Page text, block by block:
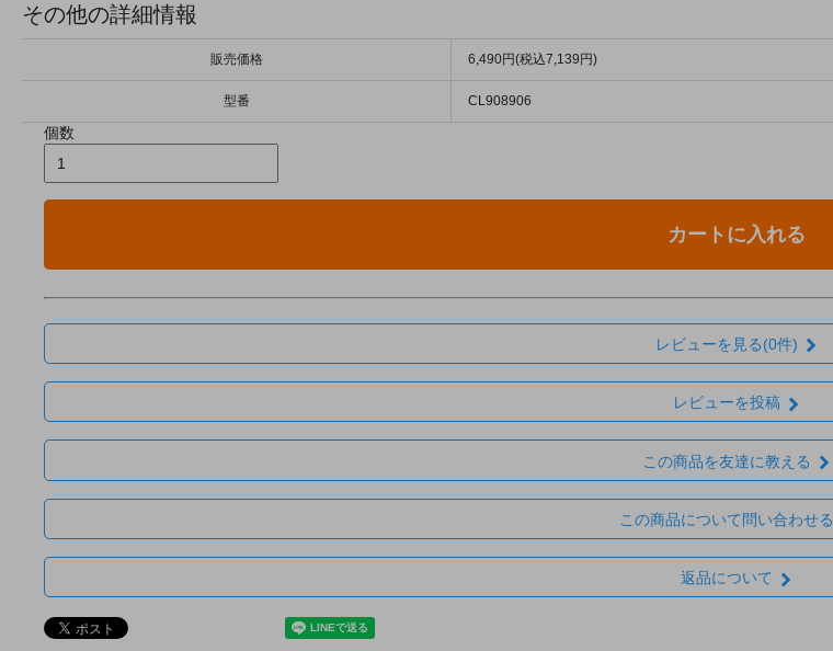
その他の詳細情報
販売価格 6,490円(税込7,139円)
型番 CL908906
個数
カートに入れる
レビューを見る(0件)
レビューを投稿
この商品を友達に教える
この商品について問い合わせる
返品について